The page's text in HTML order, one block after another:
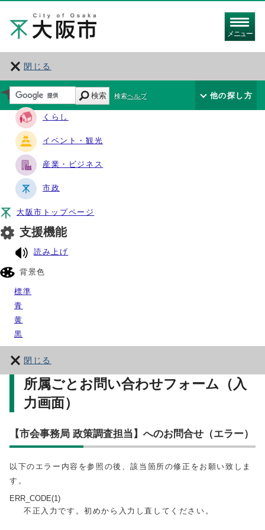
メニュー
閉じる
サイト・ナビ
くらし
イベント・観光
産業・ビジネス
市政
大阪市トップページ
支援機能
読み上げ
背景色
標準
青
黄
黒
閉じる
検索 検索ヘルプ 他の探し方
所属ごとお問い合わせフォーム（入
力画面）
【市会事務局 政策調査担当】へのお問合せ（エラー）
以下のエラー内容を参照の後、該当箇所の修正をお願い致しま
す。
ERR_CODE(1)
不正入力です。初めから入力し直してください。